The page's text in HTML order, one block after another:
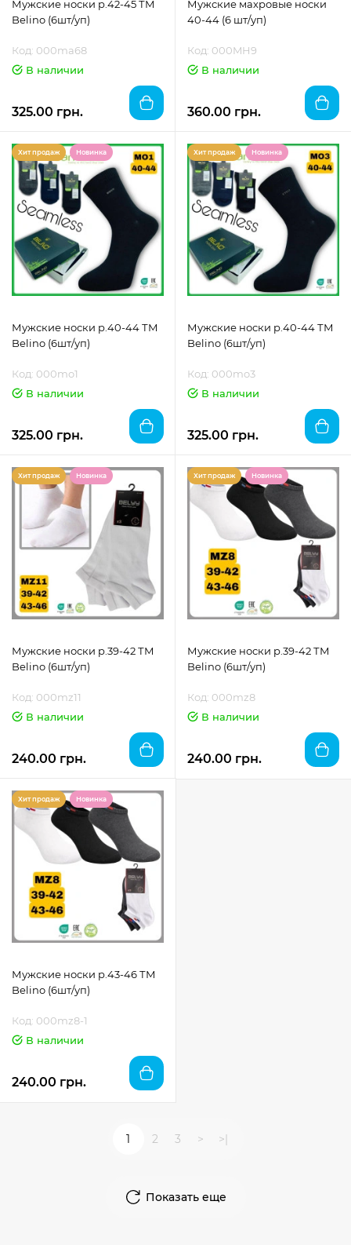
Мужские носки р.42-45 ТМ
Belino (6шт/уп)
Код: 000ma68
В наличии
325.00 грн.
Мужские махровые носки
40-44 (6 шт/уп)
Код: 000MH9
В наличии
360.00 грн.
Хит продаж Новинка
Мужские носки р.40-44 ТМ
Belino (6шт/уп)
Код: 000mo1
В наличии
325.00 грн.
Хит продаж Новинка
Мужские носки р.40-44 ТМ
Belino (6шт/уп)
Код: 000mo3
В наличии
325.00 грн.
Хит продаж Новинка
Мужские носки р.39-42 ТМ
Belino (6шт/уп)
Код: 000mz11
В наличии
240.00 грн.
Хит продаж Новинка
Мужские носки р.39-42 ТМ
Belino (6шт/уп)
Код: 000mz8
В наличии
240.00 грн.
Хит продаж Новинка
Мужские носки р.43-46 ТМ
Belino (6шт/уп)
Код: 000mz8-1
В наличии
240.00 грн.
Показать еще
1 2 3 > >|